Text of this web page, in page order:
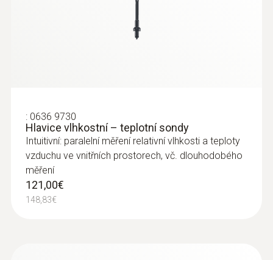
: 0636 9730
Hlavice vlhkostní – teplotní sondy
Intuitivní: paralelní měření relativní vlhkosti a teploty
vzduchu ve vnitřních prostorech, vč. dlouhodobého
měření
121,00€
148,83€